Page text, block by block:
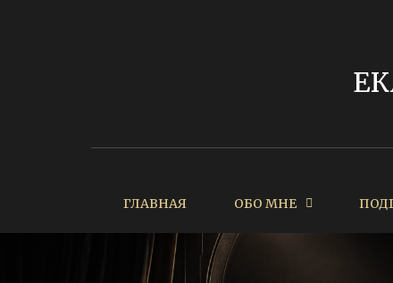
ГЛАВНАЯ ОБО МНЕ